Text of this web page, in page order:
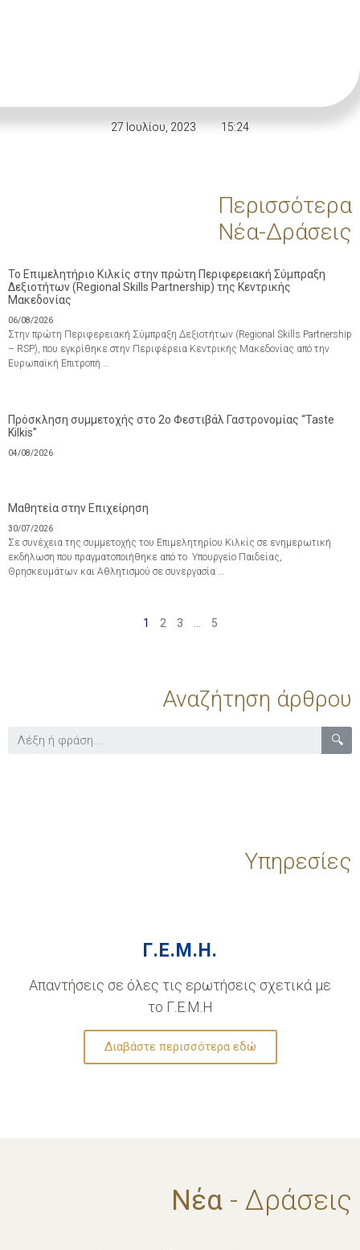
27 Ιουλίου, 2023 15:24
Περισσότερα
Νέα-Δράσεις
Το Επιμελητήριο Κιλκίς στην πρώτη Περιφερειακή Σύμπραξη
Δεξιοτήτων (Regional Skills Partnership) της Κεντρικής
Μακεδονίας
06/08/2026
Στην πρώτη Περιφερειακή Σύμπραξη Δεξιοτήτων (Regional Skills Partnership
– RSP), που εγκρίθηκε στην Περιφέρεια Κεντρικής Μακεδονίας από την
Ευρωπαϊκή Επιτροπή …
Πρόσκληση συμμετοχής στο 2ο Φεστιβάλ Γαστρονομίας “Taste
Kilkis”
04/08/2026
Μαθητεία στην Επιχείρηση
30/07/2026
Σε συνέχεια της συμμετοχής του Επιμελητηρίου Κιλκίς σε ενημερωτική
εκδήλωση που πραγματοποιήθηκε από το Υπουργείο Παιδείας,
Θρησκευμάτων και Αθλητισμού σε συνεργασία …
1 2 3 5
Αναζήτηση άρθρου
🔍
Υπηρεσίες
Γ.Ε.Μ.Η.
Απαντήσεις σε όλες τις ερωτήσεις σχετικά με
το Γ.Ε.Μ.Η
Διαβάστε περισσότερα εδώ
Νέα - Δράσεις